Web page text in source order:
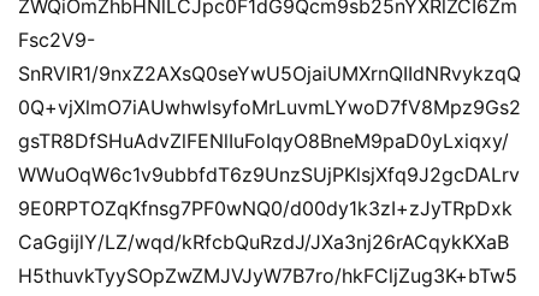
ZWQiOmZhbHNlLCJpc0F1dG9Qcm9sb25nYXRlZCI6Zm
Fsc2V9-
SnRVlR1/9nxZ2AXsQ0seYwU5OjaiUMXrnQIIdNRvykzqQ
0Q+vjXlmO7iAUwhwlsyfoMrLuvmLYwoD7fV8Mpz9Gs2
gsTR8DfSHuAdvZlFENlIuFoIqyO8BneM9paD0yLxiqxy/
WWuOqW6c1v9ubbfdT6z9UnzSUjPKlsjXfq9J2gcDALrv
9E0RPTOZqKfnsg7PF0wNQ0/d00dy1k3zI+zJyTRpDxk
CaGgijlY/LZ/wqd/kRfcbQuRzdJ/JXa3nj26rACqykKXaB
H5thuvkTyySOpZwZMJVJyW7B7ro/hkFCljZug3K+bTw5